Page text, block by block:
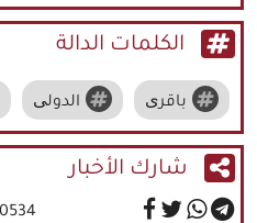
الكلمات الدالة
باقری الدولی
شارك الأخبار